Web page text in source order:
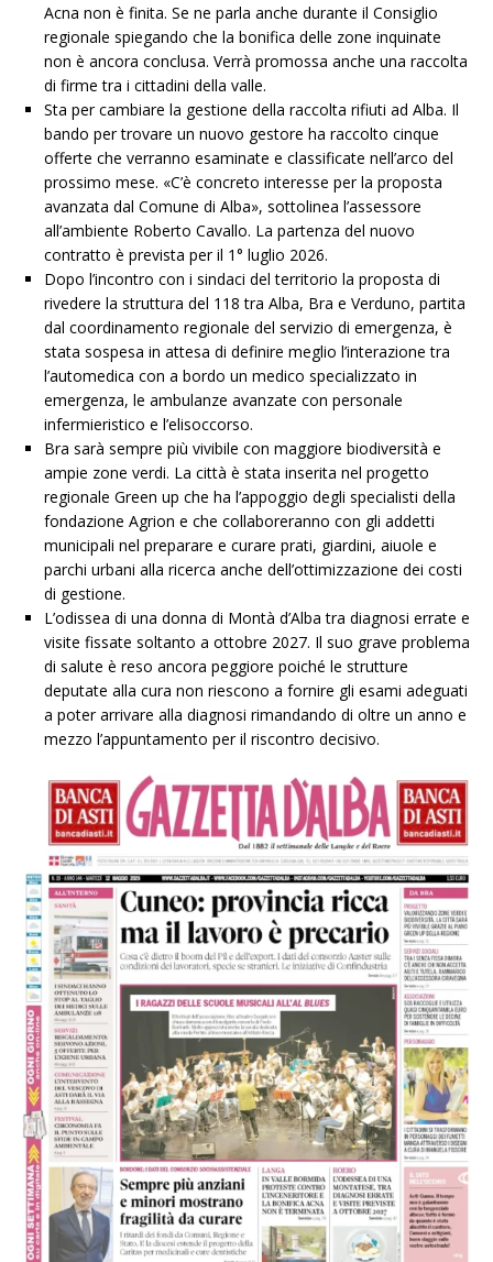
Acna non è finita. Se ne parla anche durante il Consiglio
regionale spiegando che la bonifica delle zone inquinate
non è ancora conclusa. Verrà promossa anche una raccolta
di firme tra i cittadini della valle.
Sta per cambiare la gestione della raccolta rifiuti ad Alba. Il
bando per trovare un nuovo gestore ha raccolto cinque
offerte che verranno esaminate e classificate nell’arco del
prossimo mese. «C’è concreto interesse per la proposta
avanzata dal Comune di Alba», sottolinea l’assessore
all’ambiente Roberto Cavallo. La partenza del nuovo
contratto è prevista per il 1° luglio 2026.
Dopo l’incontro con i sindaci del territorio la proposta di
rivedere la struttura del 118 tra Alba, Bra e Verduno, partita
dal coordinamento regionale del servizio di emergenza, è
stata sospesa in attesa di definire meglio l’interazione tra
l’automedica con a bordo un medico specializzato in
emergenza, le ambulanze avanzate con personale
infermieristico e l’elisoccorso.
Bra sarà sempre più vivibile con maggiore biodiversità e
ampie zone verdi. La città è stata inserita nel progetto
regionale Green up che ha l’appoggio degli specialisti della
fondazione Agrion e che collaboreranno con gli addetti
municipali nel preparare e curare prati, giardini, aiuole e
parchi urbani alla ricerca anche dell’ottimizzazione dei costi
di gestione.
L’odissea di una donna di Montà d’Alba tra diagnosi errate e
visite fissate soltanto a ottobre 2027. Il suo grave problema
di salute è reso ancora peggiore poiché le strutture
deputate alla cura non riescono a fornire gli esami adeguati
a poter arrivare alla diagnosi rimandando di oltre un anno e
mezzo l’appuntamento per il riscontro decisivo.